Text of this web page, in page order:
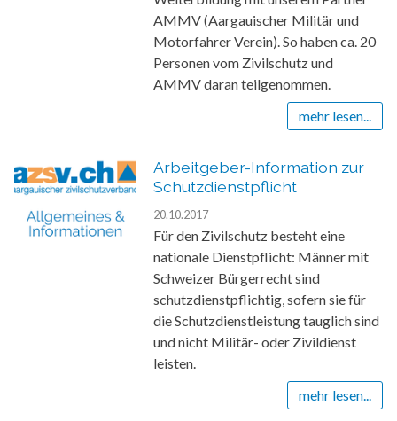
AMMV (Aargauischer Militär und
Motorfahrer Verein). So haben ca. 20
Personen vom Zivilschutz und
AMMV daran teilgenommen.
mehr lesen...
Arbeitgeber-Information zur
Schutzdienstpflicht
20.10.2017
Für den Zivilschutz besteht eine
nationale Dienstpflicht: Männer mit
Schweizer Bürgerrecht sind
schutzdienstpflichtig, sofern sie für
die Schutzdienstleistung tauglich sind
und nicht Militär- oder Zivildienst
leisten.
mehr lesen...